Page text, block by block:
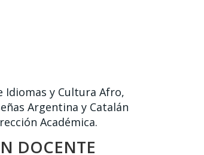
Idiomas y Cultura Afro,
Argentina y Catalán
Académica.
DOCENTE